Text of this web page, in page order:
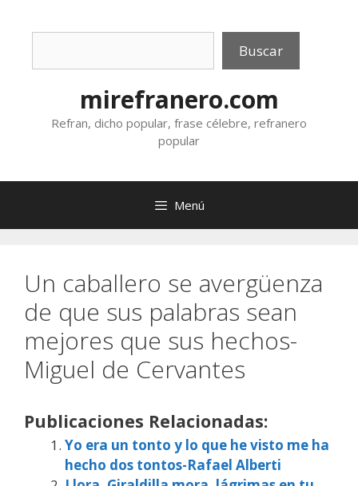
Buscar
mirefranero.com
Refran, dicho popular, frase célebre, refranero
popular
Menú
Un caballero se avergüenza
de que sus palabras sean
mejores que sus hechos-
Miguel de Cervantes
Publicaciones Relacionadas:
Yo era un tonto y lo que he visto me ha
hecho dos tontos-Rafael Alberti